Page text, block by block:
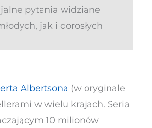
pytania widziane
jak i dorosłych
Albertsona (w oryginale
w wielu krajach. Seria
10 milionów